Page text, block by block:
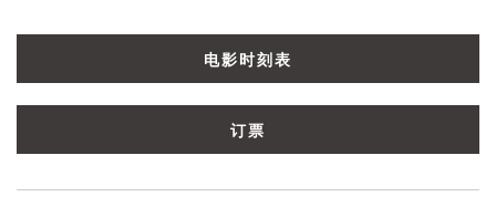
电影时刻表
订票